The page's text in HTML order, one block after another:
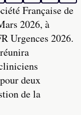
Française de
2026, à
Urgences 2026.
deux
de la